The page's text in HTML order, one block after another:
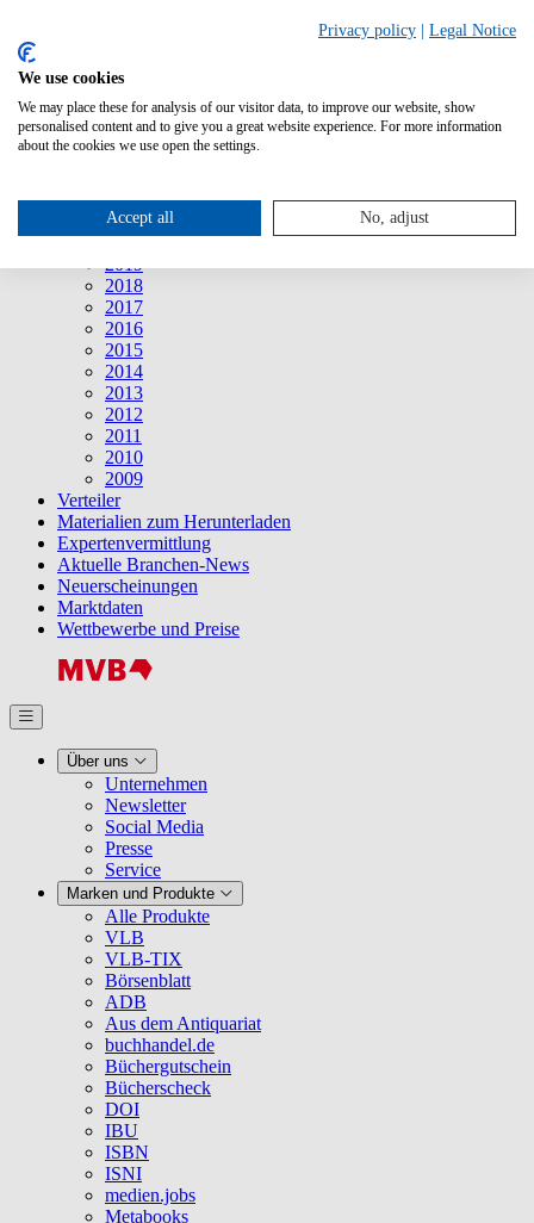
Mitteilungen
2026
2025
2024
2022
2021
2020
2019
2018
2017
2016
2015
2014
2013
2012
2011
2010
2009
Verteiler
Materialien zum Herunterladen
Expertenvermittlung
Aktuelle Branchen-News
Neuerscheinungen
Marktdaten
Wettbewerbe und Preise
Über uns
Unternehmen
Newsletter
Social Media
Presse
Service
Marken und Produkte
Alle Produkte
VLB
VLB-TIX
Börsenblatt
ADB
Aus dem Antiquariat
buchhandel.de
Büchergutschein
Bücherscheck
DOI
IBU
ISBN
ISNI
medien.jobs
Metabooks
Privacy policy Legal Notice
We use cookies
We may place these for analysis of our visitor data, to improve our website, show
personalised content and to give you a great website experience. For more information
about the cookies we use open the settings.
Accept all No, adjust